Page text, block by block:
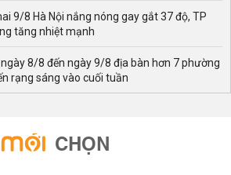
9/8 Hà Nội nắng nóng gay gắt 37 độ, TP
tăng nhiệt mạnh
ngày 8/8 đến ngày 9/8 địa bàn hơn 7 phường
rạng sáng vào cuối tuần
CHỌN